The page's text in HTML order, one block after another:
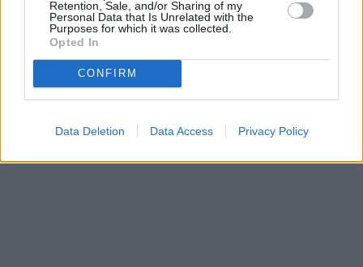
Retention, Sale, and/or Sharing of my
Personal Data that Is Unrelated with the
Purposes for which it was collected.
Opted In
CONFIRM
Data Deletion Data Access Privacy Policy